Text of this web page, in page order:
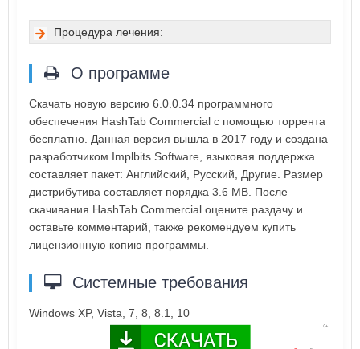
Процедура лечения:
О программе
Скачать новую версию 6.0.0.34 программного
обеспечения HashTab Commercial с помощью торрента
бесплатно. Данная версия вышла в 2017 году и создана
разработчиком Implbits Software, языковая поддержка
составляет пакет: Английский, Русский, Другие. Размер
дистрибутива составляет порядка 3.6 MB. После
скачивания HashTab Commercial оцените раздачу и
оставьте комментарий, также рекомендуем купить
лицензионную копию программы.
Системные требования
Windows XP, Vista, 7, 8, 8.1, 10